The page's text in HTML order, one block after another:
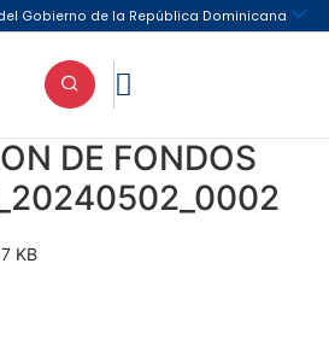

DE FONDOS
KB